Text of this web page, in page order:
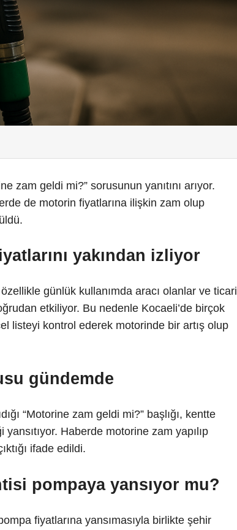
zam geldi mi?” sorusunun yanıtını arıyor.
de motorin fiyatlarına ilişkin zam olup
yakından izliyor
günlük kullanımda aracı olanlar ve ticari
etkiliyor. Bu nedenle Kocaeli’de birçok
listeyi kontrol ederek motorinde bir artış olup
gündemde
“Motorine zam geldi mi?” başlığı, kentte
Haberde motorine zam yapılıp
ifade edildi.
pompaya yansıyor mu?
fiyatlarına yansımasıyla birlikte şehir